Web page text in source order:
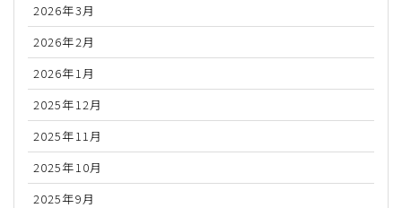
2026年3月
2026年2月
2026年1月
2025年12月
2025年11月
2025年10月
2025年9月